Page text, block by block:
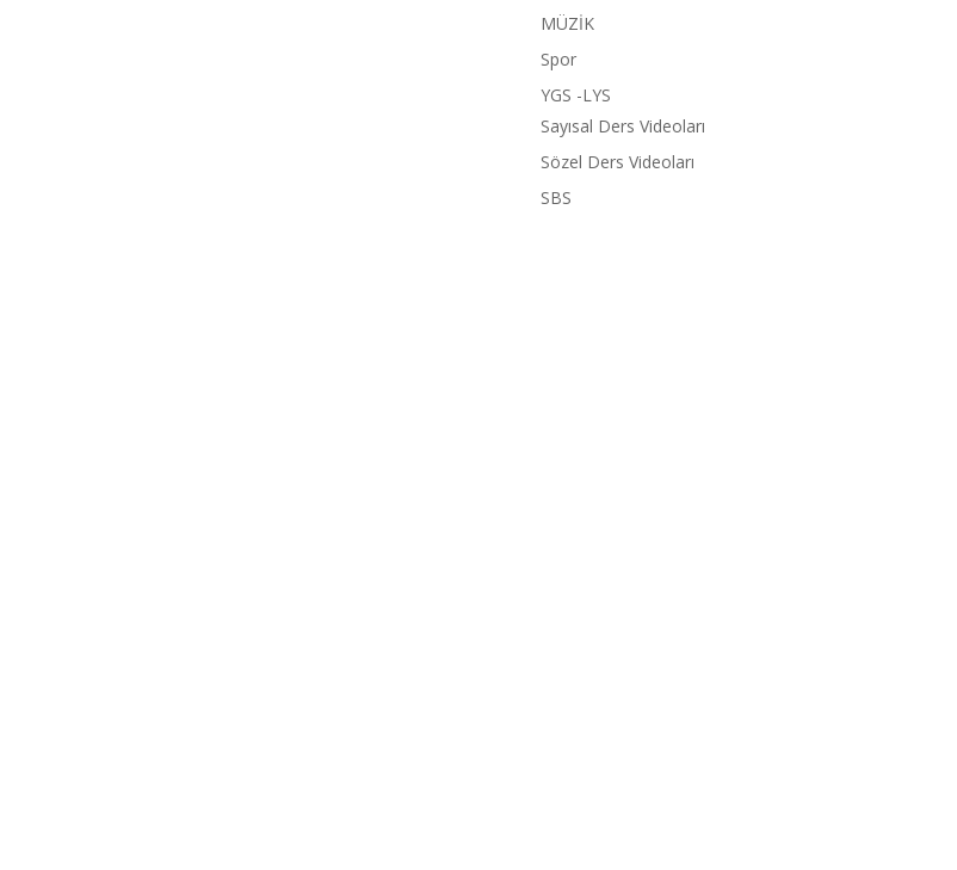
MÜZİK
Spor
YGS -LYS
Sayısal Ders Videoları
Sözel Ders Videoları
SBS